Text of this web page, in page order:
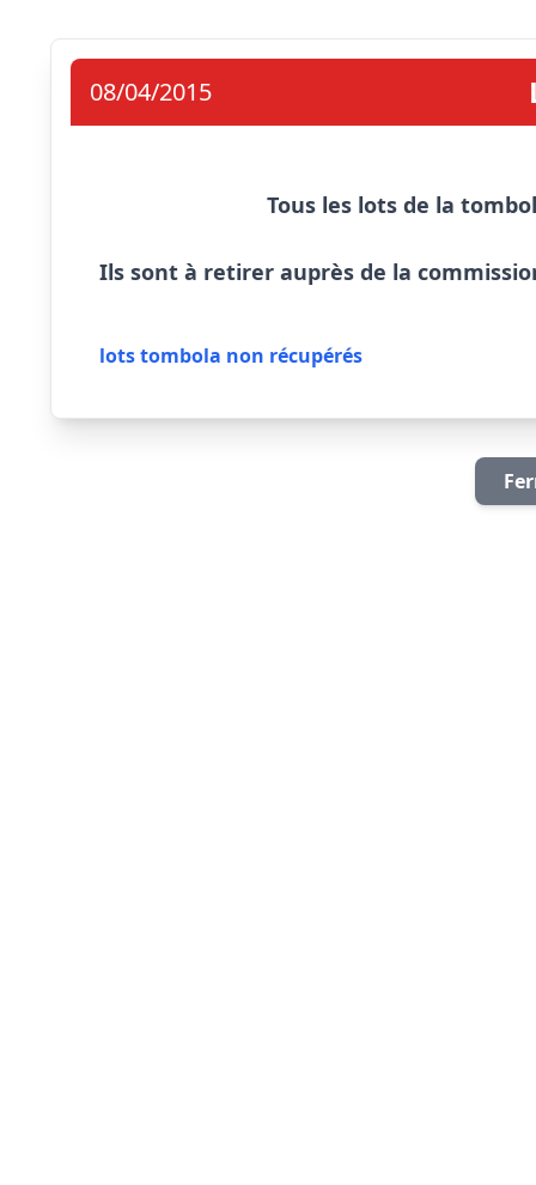
08/04/2015
Tous les lots de la
Ils sont à retirer auprès de la
lots tombola non récupérés